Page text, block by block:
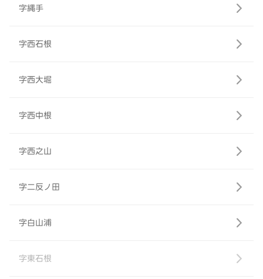
字縄手
字西石根
字西大堀
字西中根
字西之山
字二反ノ田
字白山浦
字東石根